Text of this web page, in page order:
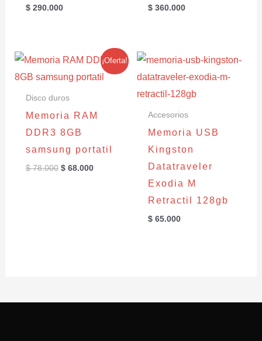
$290.000 $ 360.000
¡Oferta!
Disco duros
Memoria RAM
DDR3 8GB
samsung portatil
$78.000
El
original
$ 78.000.
$68.000
El
precio
actual
Accesorios
Memoria USB
Kingston
Datatraveler
Exodia M
Retractil 128gb
$ 65.000